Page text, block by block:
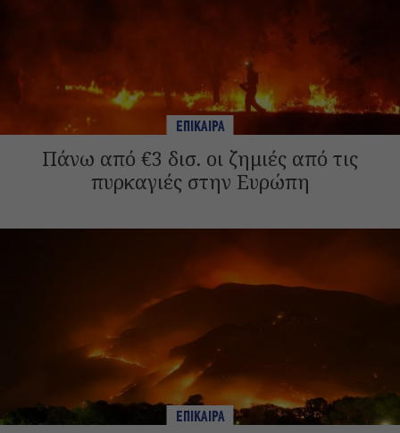
ΕΠΙΚΑΙΡΑ
Πάνω από €3 δισ. οι ζημιές από τις
πυρκαγιές στην Ευρώπη
ΕΠΙΚΑΙΡΑ